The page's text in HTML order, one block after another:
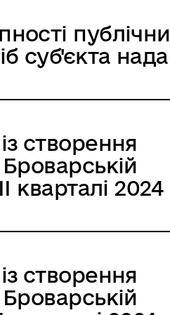
суб'єкта
створення
кварталі
створення